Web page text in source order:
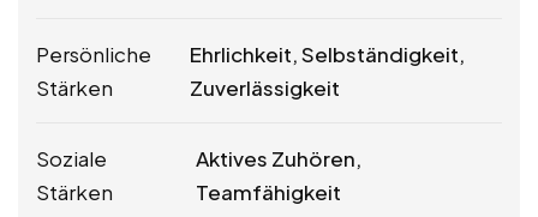
Persönliche
Stärken
Ehrlichkeit, Selbständigkeit,
Zuverlässigkeit
Soziale
Stärken
Aktives Zuhören,
Teamfähigkeit